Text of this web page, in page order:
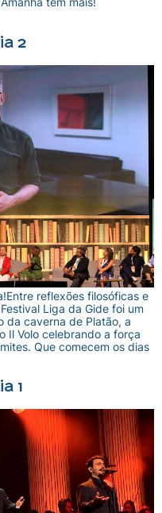
2
reflexões filosóficas e
Liga da Gide foi um
da caverna de Platão, a
Il Volo celebrando a força
Que comecem os dias
1